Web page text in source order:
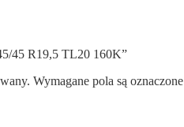
45 R19,5 TL20 160K”
Wymagane pola są oznaczone